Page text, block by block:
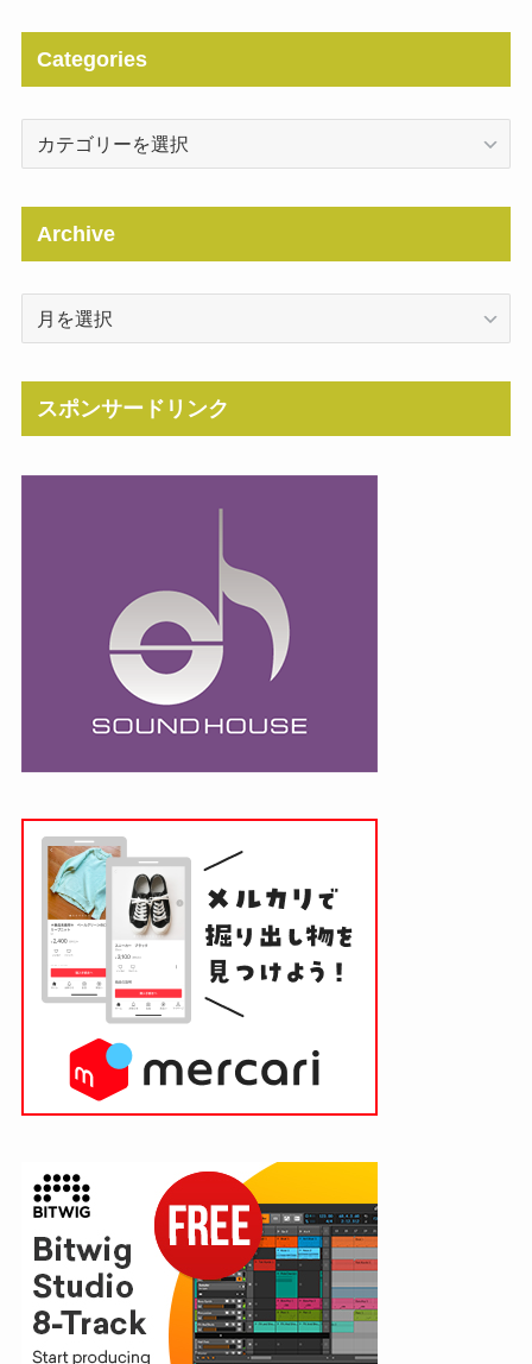
Categories
Categories
Archive
Archive
スポンサードリンク